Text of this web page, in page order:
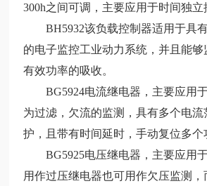
300h之间可调，主要应用于时间独立
BH5932该负载控制器适用于具
的电子监控工业动力系统，并且能
有效功率的吸收。
BG5924电流继电器，主要应用
为过滤，欠流的监测，具有多个电流
护，且带有时间延时，手动复位多个
BG5925电压继电器，主要应用
用作过压继电器也可用作欠压监测